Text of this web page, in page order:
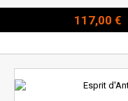
117,00 €